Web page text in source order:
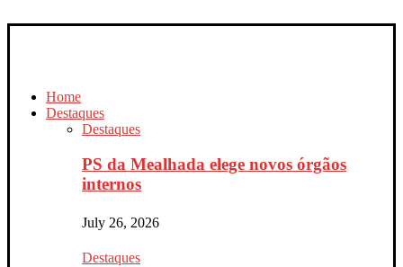
Home
Destaques
Destaques
PS da Mealhada elege novos órgãos
internos
July 26, 2026
Destaques